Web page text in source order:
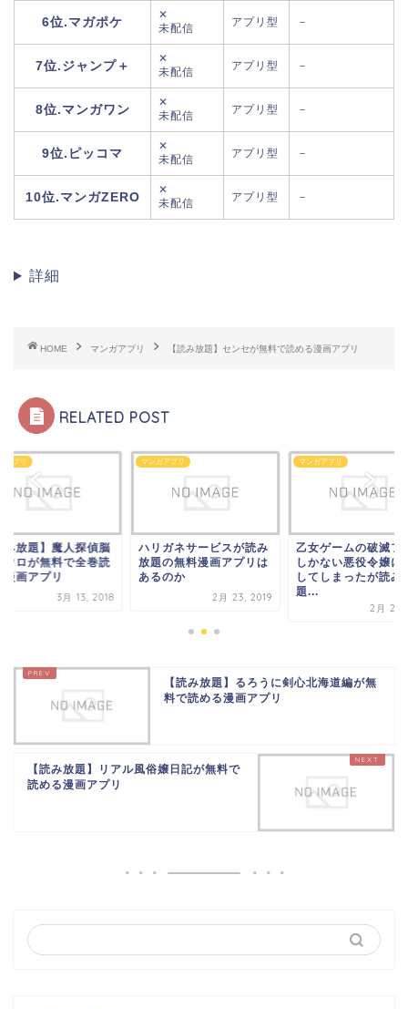
6位.マガポケ
✕
未配信
アプリ型 －
7位.ジャンプ＋
✕
未配信
アプリ型 －
8位.マンガワン
✕
未配信
アプリ型 －
9位.ピッコマ
✕
未配信
アプリ型 －
10位.マンガZERO
✕
未配信
アプリ型 －
詳細
HOME マンガアプリ 【読み放題】センセが無料で読める漫画アプリ
RELATED POST
アプリ
み放題】魔人探偵脳
ウロが無料で全巻読
漫画アプリ
3月 13, 2018
マンガアプリ
ハリガネサービスが読み
放題の無料漫画アプリは
あるのか
2月 23, 2019
マンガアプリ
乙女ゲームの破滅フ
しかない悪役令嬢に
してしまったが読み
題...
2月 24,
【読み放題】るろうに剣心北海道編が無
料で読める漫画アプリ
【読み放題】リアル風俗嬢日記が無料で
読める漫画アプリ